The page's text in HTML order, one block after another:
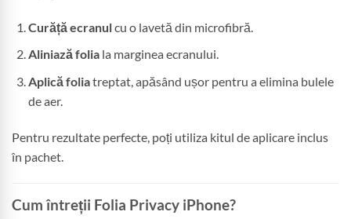
Curăță ecranulcu o lavetă din microfibră.
Aliniază foliala marginea ecranului.
Aplică foliatreptat, apăsând ușor pentru a elimina bulele
de aer.
Pentru rezultate perfecte, poți utiliza kitul de aplicare inclus
în pachet.
Cum întreții Folia Privacy iPhone?